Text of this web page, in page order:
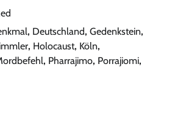
, Deutschland, Gedenkstein,
, Holocaust, Köln,
, Pharrajimo, Porrajiomi,